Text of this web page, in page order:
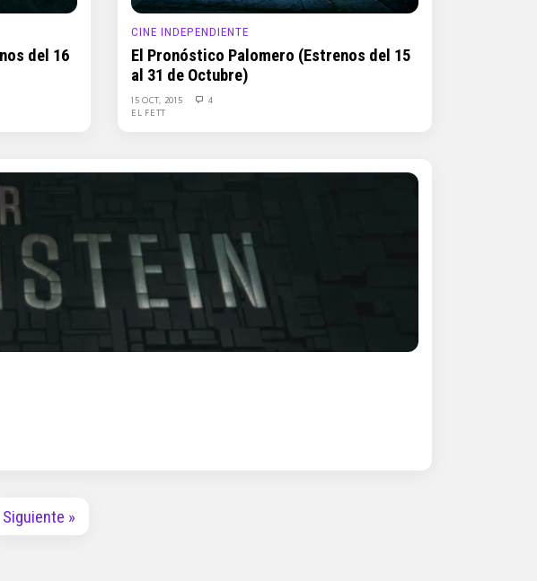
del 16
CINE INDEPENDIENTE
El Pronóstico Palomero (Estrenos del 15
al 31 de Octubre)
15 OCT, 2015
4
EL FETT
Siguiente »